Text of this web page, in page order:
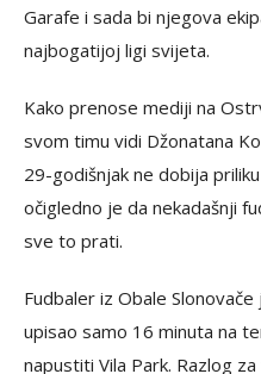
Garafe i sada bi njegova
najbogatijoj ligi svijeta.
Kako prenose mediji na
svom timu vidi Džonatana
29-godišnjak ne dobija
očigledno je da nekadašnji
sve to prati.
Fudbaler iz Obale
upisao samo 16 minuta na
napustiti Vila Park. Razlog